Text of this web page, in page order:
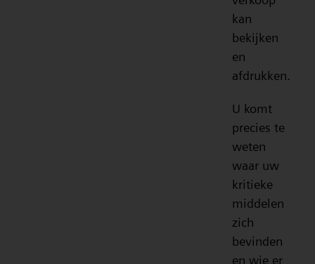
kan
bekijken
en
afdrukken.
U komt
precies te
weten
waar uw
kritieke
middelen
zich
bevinden
en wie er